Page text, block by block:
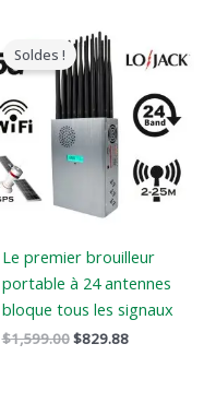
Soldes !
Le premier brouilleur
portable à 24 antennes
bloque tous les signaux
$1,599.00
prix
original
était
$1,599.00.
$829.88
prix
actuel
$829.88.